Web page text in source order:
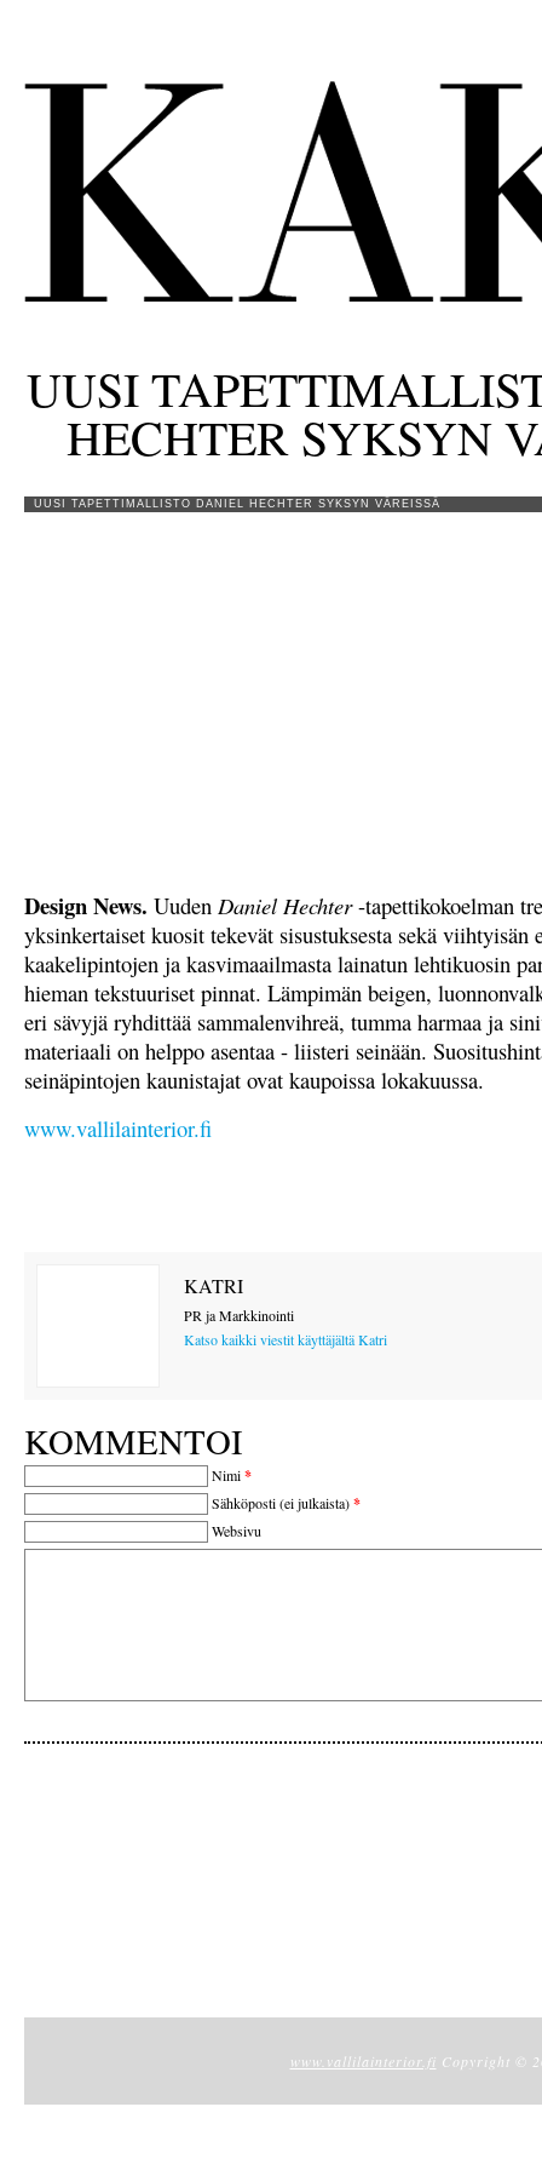
UUSI
HECHTER SYKSYN
UUSI TAPETTIMALLISTO DANIEL HECHTER SYKSYN VÄREISSÄ
Design News. Uuden Daniel Hechter-tapettikokoelman
yksinkertaiset kuosit tekevät sisustuksesta sekä viihtyisän
kaakelipintojen ja kasvimaailmasta lainatun lehtikuosin
hieman tekstuuriset pinnat. Lämpimän beigen,
eri sävyjä ryhdittää sammalenvihreä, tumma harmaa ja
materiaali on helppo asentaa - liisteri seinään.
seinäpintojen kaunistajat ovat kaupoissa lokakuussa.
www.vallilainterior.fi
KATRI
PR ja Markkinointi
Katso kaikki viestit käyttäjältä Katri
KOMMENTOI
Nimi*
Sähköposti (ei julkaista)*
Websivu
www.vallilainterior.fi Copyright ©